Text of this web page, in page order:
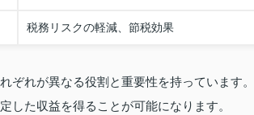
税務リスクの軽減、節税効果
ぞれが異なる役割と重要性を持っています。
した収益を得ることが可能になります。